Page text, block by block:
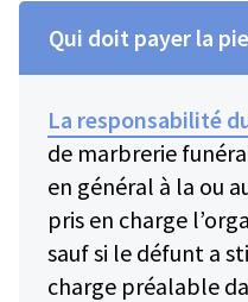
Qui doit payer la
La responsabilité
de marbrerie
en général à la ou
pris en charge
sauf si le défunt a
charge préalable